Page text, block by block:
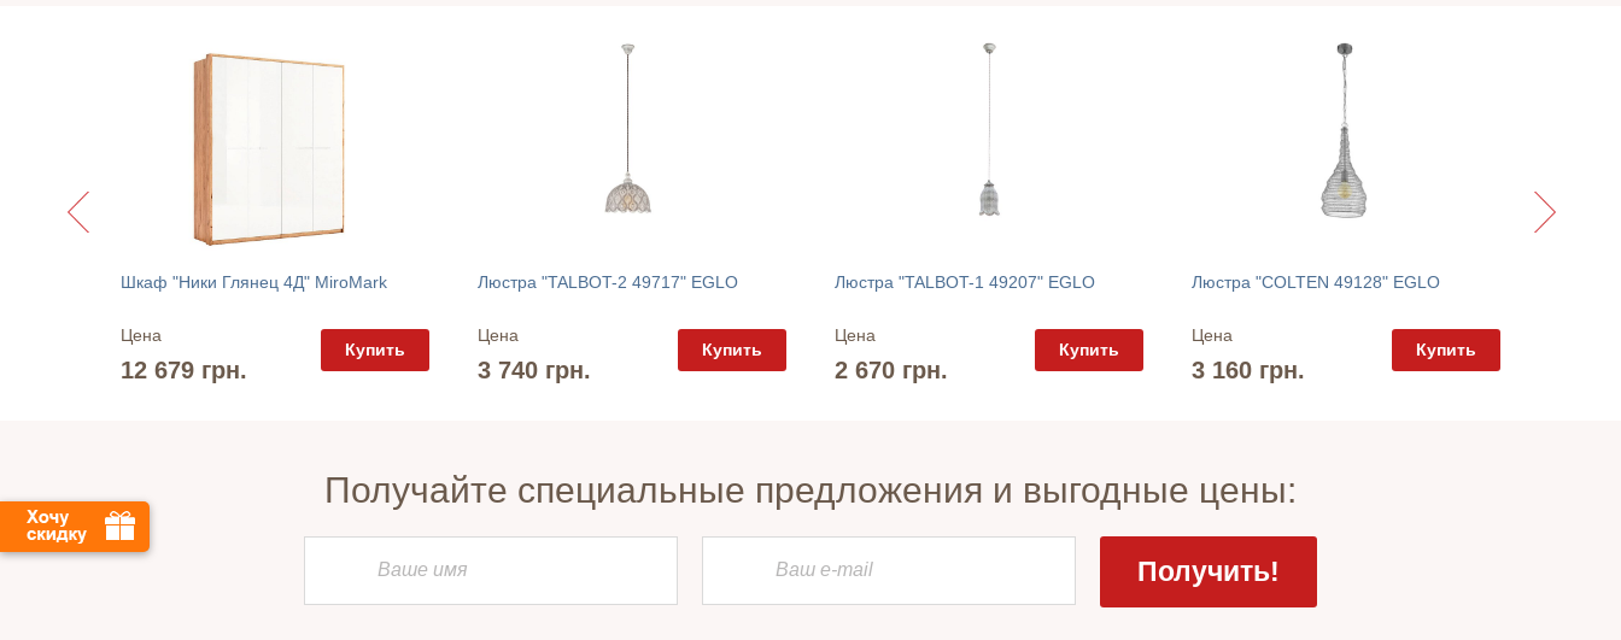
Шкаф "Ники Глянец 4Д" MiroMark
Цена
12 679 грн.
Купить
Люстра "TALBOT-2 49717" EGLO
Цена
3 740 грн.
Купить
Люстра "TALBOT-1 49207" EGLO
Цена
2 670 грн.
Купить
Люстра "COLTEN 49128" EGLO
Цена
3 160 грн.
Купить
Получайте специальные предложения и выгодные цены: